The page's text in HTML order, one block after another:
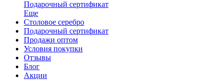
Подарочный сертификат
Еще
Столовое серебро
Подарочный сертификат
Продажи оптом
Условия покупки
Отзывы
Блог
Акции